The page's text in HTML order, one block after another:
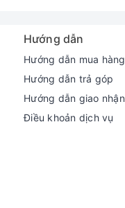
Hướng dẫn
Hướng dẫn mua hàng
Hướng dẫn trả góp
Hướng dẫn giao nhận
Điều khoản dịch vụ